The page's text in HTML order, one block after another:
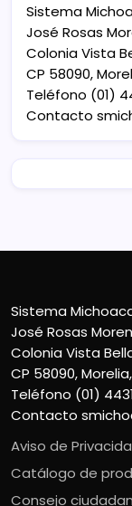
Sistema
José Rosas
Colonia Vista
CP 58090,
Teléfono (01)
Contacto
Sistema
José Rosas
Colonia Vista
CP 58090,
Teléfono (01)
Contacto
Aviso de
Catálogo de
Consejo